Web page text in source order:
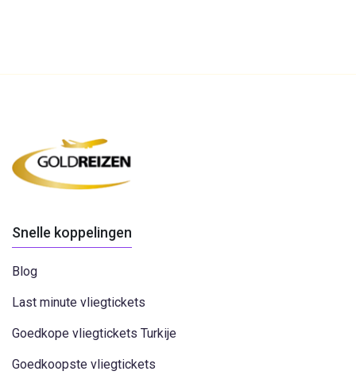
Snelle koppelingen
Blog
Last minute vliegtickets
Goedkope vliegtickets Turkije
Goedkoopste vliegtickets